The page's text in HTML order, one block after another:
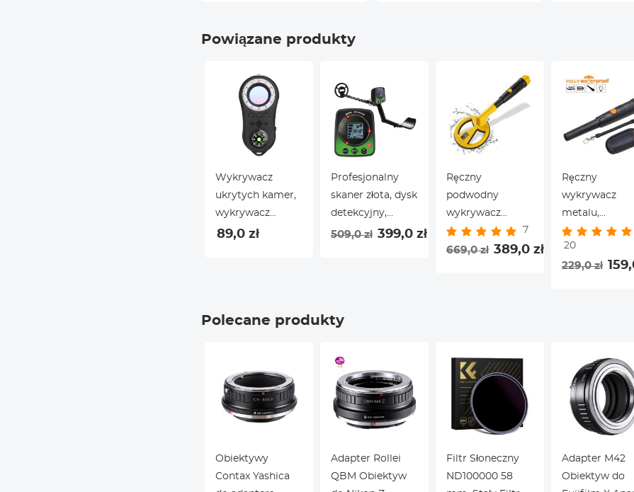
Powiązane produkty
Wykrywacz
ukrytych kamer,
wykrywacz
szpiegów
kompasem i 8
kamery
hotelowej lub
domowej w
kolorze czarnym
89,0 zł
Profesjonalny
skaner złota, dysk
detekcyjny,
wyświetlacz LCD,
światła
509,0 zł 399,0 zł
Ręczny
podwodny
wykrywacz
metalu, w pełni
uwzględnienie
metalami,
7
669,0 zł 389,0 zł
Ręczny
wykrywacz
metalu,
kompletna
maszyna klasy
IP68,
światłem LED,
alarm
20
229,0 zł
Polecane produkty
Obiektywy
Contax Yashica
Adapter Rollei
QBM Obiektyw
Filtr Słoneczny
ND100000 58
Adapter M42
Obiektyw do